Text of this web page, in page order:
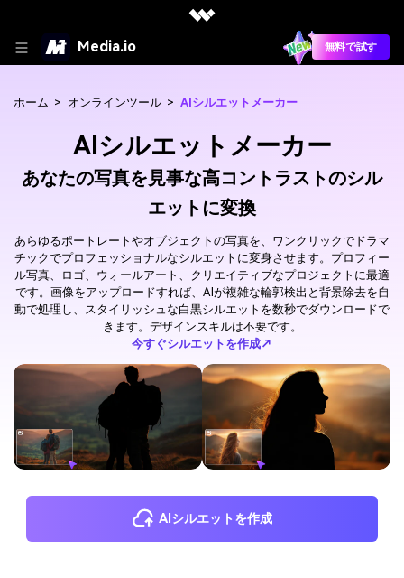
Media.io 無料で試す
ホーム > オンラインツール > AIシルエットメーカー
AIシルエットメーカー
あなたの写真を見事な高コントラストのシル
エットに変換
あらゆるポートレートやオブジェクトの写真を、ワンクリックでドラマ
チックでプロフェッショナルなシルエットに変身させます。プロフィー
ル写真、ロゴ、ウォールアート、クリエイティブなプロジェクトに最適
です。画像をアップロードすれば、AIが複雑な輪郭検出と背景除去を自
動で処理し、スタイリッシュな白黒シルエットを数秒でダウンロードで
きます。デザインスキルは不要です。
今すぐシルエットを作成↗
AIシルエットを作成